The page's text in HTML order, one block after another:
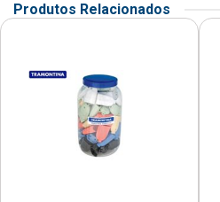
Produtos Relacionados